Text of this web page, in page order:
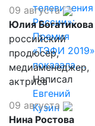
телевидения
России»:
Премия
«ТЭФИ 2019»
показала,…
Написал
Евгений
Кузин
09 августа
Юлия Богатикова
российский
продюсер,
медиаменеджер,
актриса
09 августа
Нина Ростова